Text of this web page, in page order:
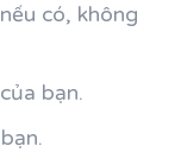
có, không
bạn.